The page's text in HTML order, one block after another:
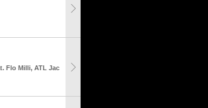
Flo Milli, ATL Jac